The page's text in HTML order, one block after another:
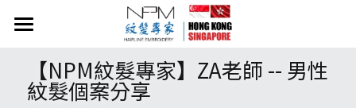
NPM紋髮價目表
【NPM紋髮專家】ZA老師 -- 男性
紋髮個案分享
商品分類
所有商品分類